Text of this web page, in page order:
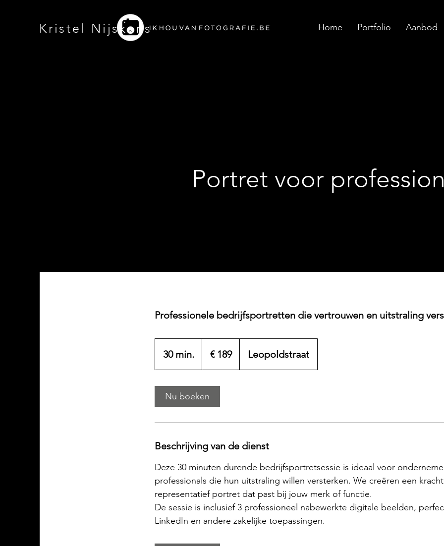
Kristel Nijskens Home Portfolio Aanbod
Portret voor
Professionele bedrijfsportretten die vertrouwen en uitstraling
30 min.
0
m
i
€ 189 Leopoldstraat
Nu boeken
Beschrijving van de dienst
Deze 30 minuten durende bedrijfsportretsessie is ideaal voor
professionals die hun uitstraling willen versterken. We creëren een
representatief portret dat past bij jouw merk of functie.
De sessie is inclusief 3 professioneel nabewerkte digitale beelden,
LinkedIn en andere zakelijke toepassingen.